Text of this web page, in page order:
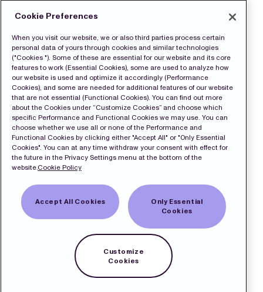
Cookie Preferences
When you visit our website, we or also third parties process certain
personal data of yours through cookies and similar technologies
("Cookies "). Some of these are essential for our website and its core
features to work (Essential Cookies), some are used to analyze how
our website is used and optimize it accordingly (Performance
Cookies), and some are needed for additional features of our website
that are not essential (Functional Cookies). You can find out more
about the Cookies under “Customize Cookies” and choose which
specific Performance and Functional Cookies we may use. You can
choose whether we use all or none of the Performance and
Functional Cookies by clicking either "Accept All" or "Only Essential
Cookies". You can at any time withdraw your consent with effect for
the future in the Privacy Settings menu at the bottom of the
website.Cookie Policy
Accept All Cookies
Only Essential
Cookies
Customize
Cookies